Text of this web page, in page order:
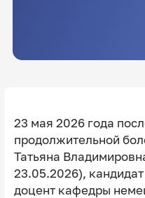
23 мая 2026 года
продолжительной
Татьяна
23.05.2026),
доцент кафедры